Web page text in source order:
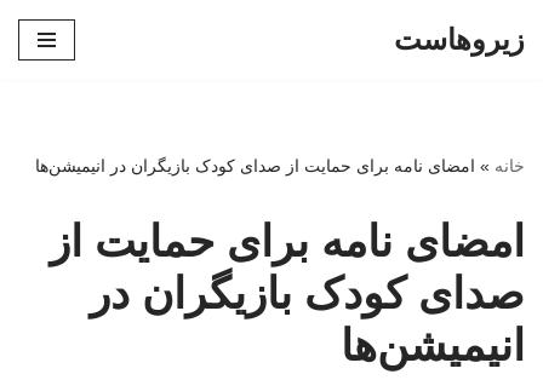
زیروهاست
خانه » امضای نامه برای حمایت از صدای کودک بازیگران در انیمیشن‌ها
امضای نامه برای حمایت از
صدای کودک بازیگران در
انیمیشن‌ها